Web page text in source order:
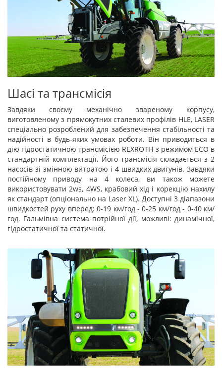
Шасі та трансмісія
Завдяки своєму механічно звареному корпусу,
виготовленому з прямокутних сталевих профілів HLE, LASER
спеціально розроблений для забезпечення стабільності та
надійності в будь-яких умовах роботи. Він приводиться в
дію гідростатичною трансмісією REXROTH з режимом ECO в
стандартній комплектації. Його трансмісія складається з 2
насосів зі змінною витратою і 4 швидких двигунів. Завдяки
постійному приводу на 4 колеса, ви також можете
використовувати 2ws, 4WS, крабовий хід і корекцію нахилу
як стандарт (опціонально на Laser XL). Доступні 3 діапазони
швидкостей руху вперед: 0-19 км/год - 0-25 км/год - 0-40 км/
год. Гальмівна система потрійної дії, можливі: динамічної,
гідростатичної та статичної.